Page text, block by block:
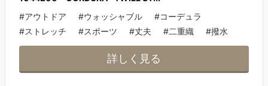
#アウトドア
#ウォッシャブル
#コーデュラ
#ストレッチ
#スポーツ #丈夫 #二重織 #撥水
詳しく見る